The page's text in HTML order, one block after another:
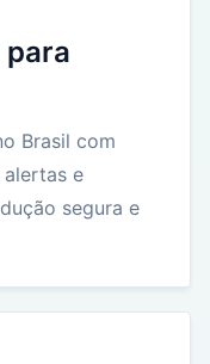
para
Brasil com
alertas e
segura e